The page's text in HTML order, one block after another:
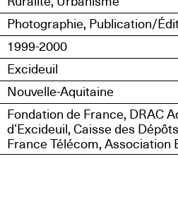
Photographie, Publication/
1999-2000
Excideuil
Nouvelle-Aquitaine
Fondation de France, DRAC
d’Excideuil, Caisse des
France Télécom, Association